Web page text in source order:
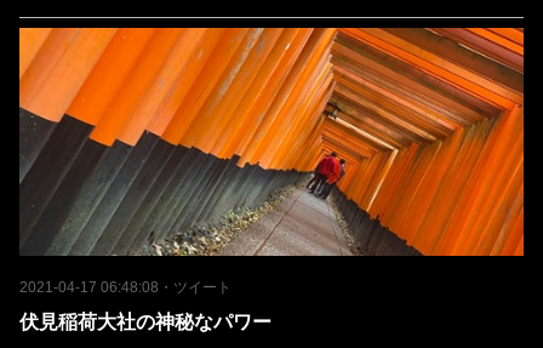
2021-04-17 06:48:08 ・ ツイート
伏見稲荷大社の神秘なパワー